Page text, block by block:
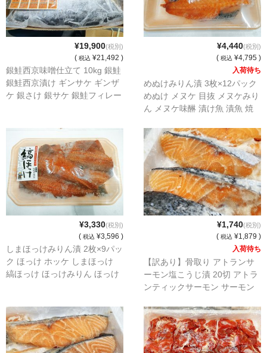
¥19,900(税別)
( 税込 ¥21,492 )
銀鮭西京味噌仕立て 10kg 銀鮭
銀鮭西京漬け ギンサケ ギンザ
ケ 銀さけ 銀サケ 銀鮭フィレー
¥4,440(税別)
( 税込 ¥4,795 )
入荷待ち
めぬけみりん漬 3枚×12パック
めぬけ メヌケ 目抜 メヌケみり
ん メヌケ味醂 漬け魚 漬魚 焼
¥3,330(税別)
( 税込 ¥3,596 )
しまほっけみりん漬 2枚×9パッ
ク ほっけ ホッケ しまほっけ
縞ほっけ ほっけみりん ほっけ
¥1,740(税別)
( 税込 ¥1,879 )
入荷待ち
【訳あり】骨取り アトランサ
ーモン塩こうじ漬 20切 アトラ
ンティックサーモン サーモン
ン